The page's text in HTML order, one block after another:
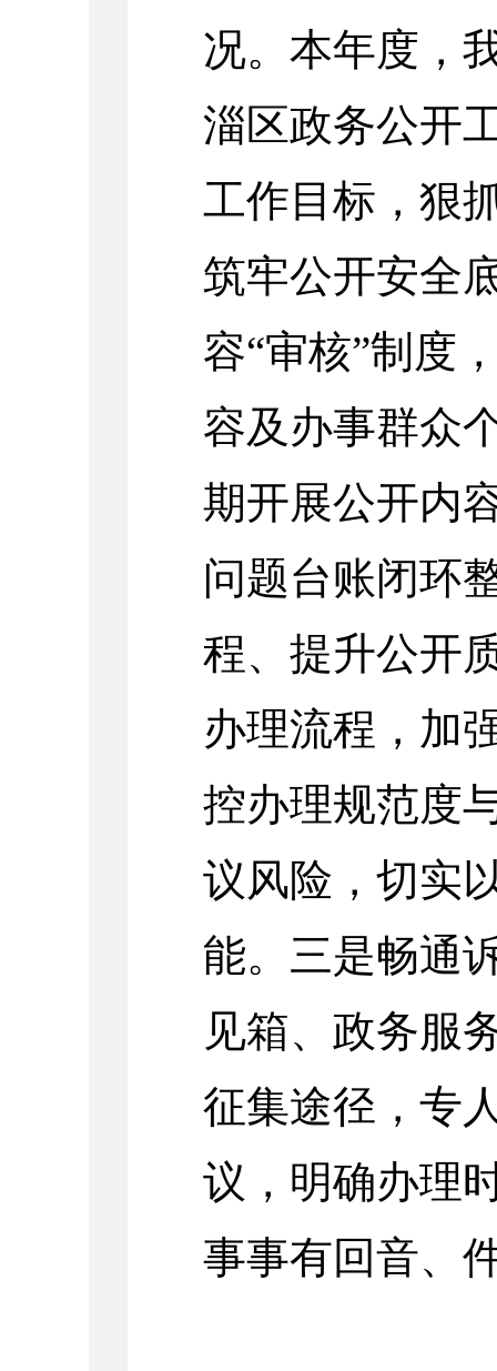
况。本年度，
淄区政务公开
工作目标，狠
筑牢公开安全
容“审核”制度
容及办事群众
期开展公开内
问题台账闭环
程、提升公开
办理流程，加
控办理规范度
议风险，切实
能。三是畅通
见箱、政务服
征集途径，专
议，明确办理
事事有回音、